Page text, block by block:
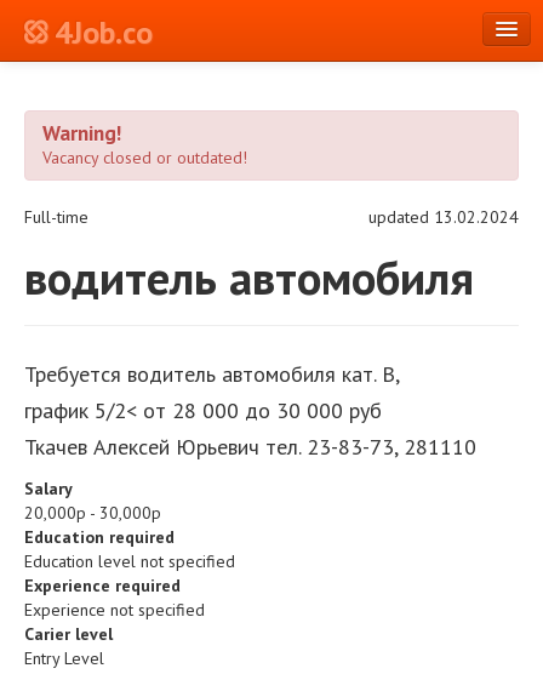
4Job.co
Log in or Register
Warning!
Vacancy closed or outdated!
Full-time updated 13.02.2024
водитель автомобиля
Требуется водитель автомобиля кат. В,
график 5/2< от 28 000 до 30 000 руб
Ткачев Алексей Юрьевич тел. 23-83-73, 281110
Salary
20,000р - 30,000р
Education required
Education level not specified
Experience required
Experience not specified
Carier level
Entry Level